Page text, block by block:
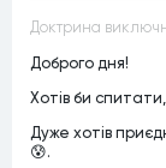
Доброго дня!
Хотів би
Дуже хотів
😰.